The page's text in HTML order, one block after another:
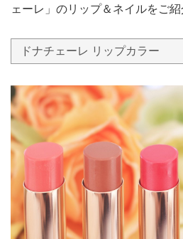
ェーレ」のリップ＆ネイルをご紹
ドナチェーレ リップカラー